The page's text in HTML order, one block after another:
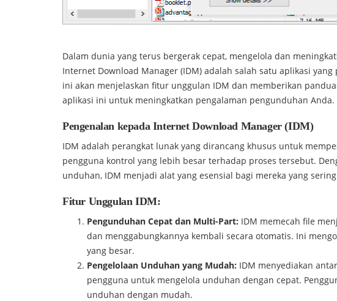
Dalam dunia yang terus bergerak cepat, mengelola dan
Internet Download Manager (IDM) adalah salah satu aplikasi
ini akan menjelaskan fitur unggulan IDM dan memberikan
aplikasi ini untuk meningkatkan pengalaman pengunduhan Anda.
Pengenalan kepada Internet Download Manager (IDM)
IDM adalah perangkat lunak yang dirancang khusus untuk
pengguna kontrol yang lebih besar terhadap proses tersebut.
unduhan, IDM menjadi alat yang esensial bagi mereka yang
Fitur Unggulan IDM:
Pengunduhan Cepat dan Multi-Part: IDM memecah file
dan menggabungkannya kembali secara otomatis. Ini
yang besar.
Pengelolaan Unduhan yang Mudah: IDM menyediakan
pengguna untuk mengelola unduhan dengan cepat.
unduhan dengan mudah.